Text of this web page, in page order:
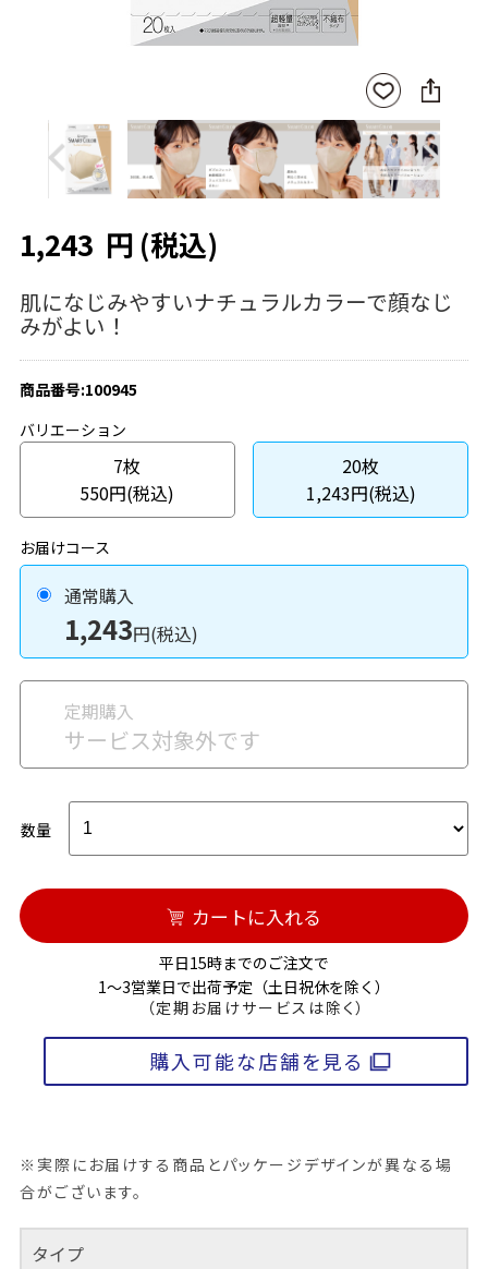
お気
に入
りに
登録
SNS
に
シ
ェ
ア
Previous Next
1,243 円 (税込)
肌になじみやすいナチュラルカラーで顔なじ
みがよい！
商品番号:100945
バリエーション
7枚
550円(税込)
20枚
1,243円(税込)
お届けコース
通常購入
1,243円(税込)
定期購入
サービス対象外です
数量
カートに入れる
平日15時までのご注文で
1～3営業日で出荷予定（土日祝休を除く）
（定期お届けサービスは除く）
購入可能な店舗を見る
※実際にお届けする商品とパッケージデザインが異なる場
合がございます。
タイプ